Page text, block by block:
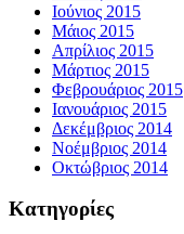
Ιούνιος 2015
Μάιος 2015
Απρίλιος 2015
Μάρτιος 2015
Φεβρουάριος 2015
Ιανουάριος 2015
Δεκέμβριος 2014
Νοέμβριος 2014
Οκτώβριος 2014
Kατηγορίες